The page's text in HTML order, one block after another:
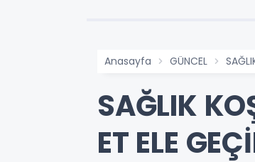
Anasayfa GÜNCEL
SAĞLIK
ET ELE